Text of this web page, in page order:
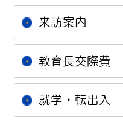
来訪案内
教育長交際費
就学・転出入